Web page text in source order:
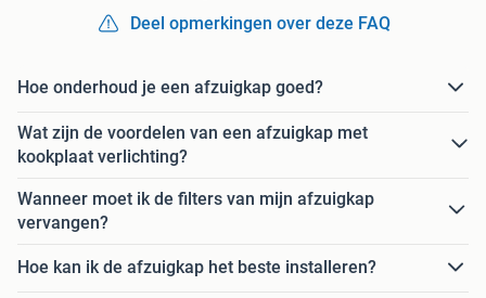
Deel opmerkingen over deze FAQ
Hoe onderhoud je een afzuigkap goed?
Wat zijn de voordelen van een afzuigkap met
kookplaat verlichting?
Wanneer moet ik de filters van mijn afzuigkap
vervangen?
Hoe kan ik de afzuigkap het beste installeren?